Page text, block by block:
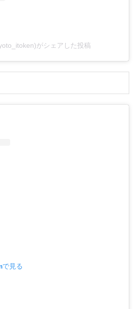
がシェアした投稿
見る